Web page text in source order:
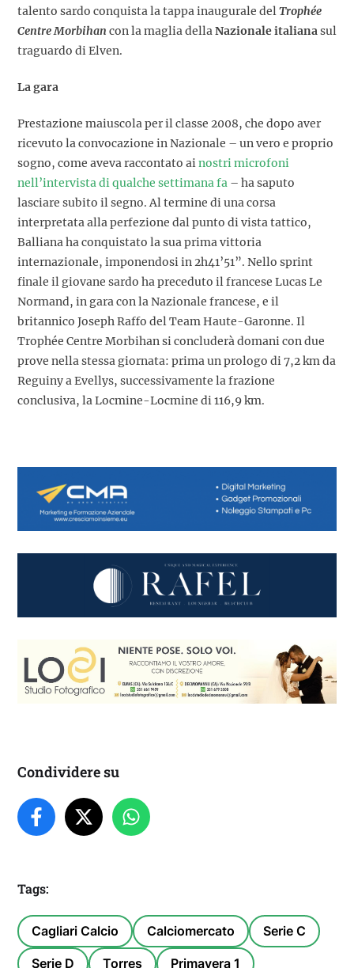
talento sardo conquista la tappa inaugurale delTrophée
Centre Morbihan con la maglia dellaNazionaleitalianasul
traguardo di Elven.
La gara
Prestazione maiuscola per il classe 2008, che dopo aver
ricevuto la convocazione in Nazionale – un vero e proprio
sogno, come aveva raccontato ainostri microfoni
nell’intervista di qualche settimana fa – ha saputo
lasciare subito il segno. Al termine di una corsa
interpretata alla perfezione dal punto di vista tattico,
Balliana ha conquistato la sua prima vittoria
internazionale, imponendosi in 2h41’51”. Nello sprint
finale il giovane sardo ha preceduto il francese Lucas Le
Normand, in gara con la Nazionale francese, e il
britannico Joseph Raffo del Team Haute-Garonne. Il
Trophée Centre Morbihan si concluderà domani con due
prove nella stessa giornata: prima un prologo di 7,2 km da
Reguiny a Evellys, successivamente la frazione
conclusiva, la Locmine-Locmine di 116,9 km.
Condividere su
Tags:
Cagliari Calcio Calciomercato Serie C
Serie D Torres Primavera 1